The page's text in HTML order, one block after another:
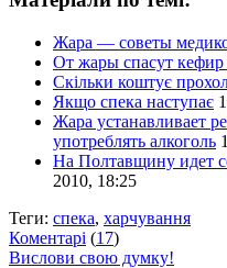
Жара — советы
От жары спасут
Скільки коштує
Якщо спека наступає
Жара устанавливает
употреблять алкоголь
На Полтавщину идет
2010, 18:25
Теги: спека, харчування
Коментарі (17)
Вислови свою думку!